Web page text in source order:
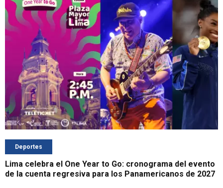
Deportes
Lima celebra el One Year to Go: cronograma del evento
de la cuenta regresiva para los Panamericanos de 2027